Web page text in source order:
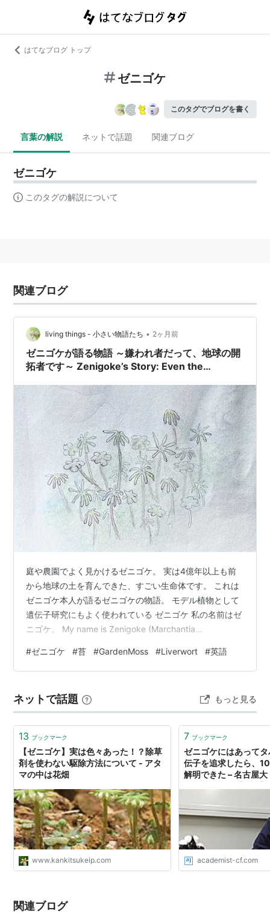
はてなブログ トップ
ゼニゴケ
このタグでブログを書く
言葉の解説 ネットで話題 関連ブログ
ゼニゴケ
このタグの解説について
関連ブログ
living things - 小さい物語たち • 2ヶ月前
ゼニゴケが語る物語 ～嫌われ者だって、地球の開
拓者です～ Zenigoke’s Story: Even the
庭や農園でよく見かけるゼニゴケ。 実は4億年以上も前
から地球の土を育んできた、すごい生命体です。 これは
ゼニゴケ本人が語るゼニゴケの物語。 モデル植物として
遺伝子研究にもよく使われている ゼニゴケ 私の名前はゼ
ニゴケ。 My name is Zenigoke (Marchantia
苔」って言われることが多いけど、今日は少しだけ、私
のことを聞いてほしいな。 People often call me a
today I’d like y…
#ゼニゴケ #苔 #GardenMoss #Liverwort #英語
ネットで話題 もっと見る
13 ブックマーク
【ゼニゴケ】実は色々あった！？除草
剤を使わない駆除方法について - アタ
マの中は花畑
www.kankitsukeip.com
7 ブックマーク
ゼニゴケにはあって
伝子を追求したら、
解明できた – 名古屋
academist-cf.com
関連ブログ